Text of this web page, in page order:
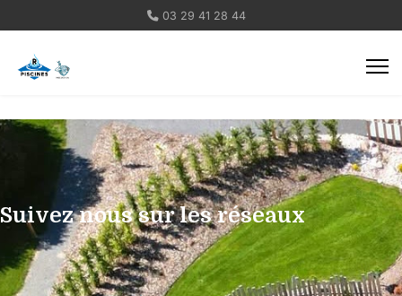
03 29 41 28 44
Suivez nous sur les réseaux